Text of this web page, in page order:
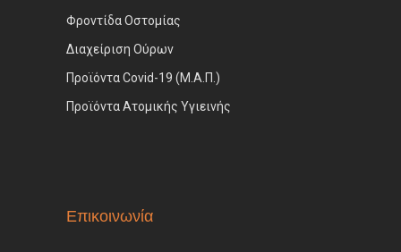
Φροντίδα Οστομίας
Διαχείριση Ούρων
Προϊόντα Covid-19 (Μ.Α.Π.)
Προϊόντα Ατομικής Υγιεινής
Επικοινωνία